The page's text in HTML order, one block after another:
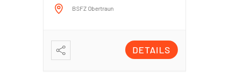
BSFZ Obertraun
DETAILS